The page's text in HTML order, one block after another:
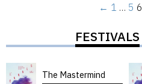
← 1 … 5 6
FESTIVALS
The Mastermind